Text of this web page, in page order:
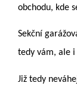
obchodu, kde
Sekční
tedy vám, ale
Již tedy